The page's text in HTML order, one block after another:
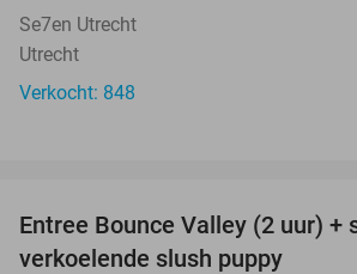
Se7en Utrecht
Utrecht
Verkocht: 848
Entree Bounce Valley (2 uur) +
verkoelende slush puppy